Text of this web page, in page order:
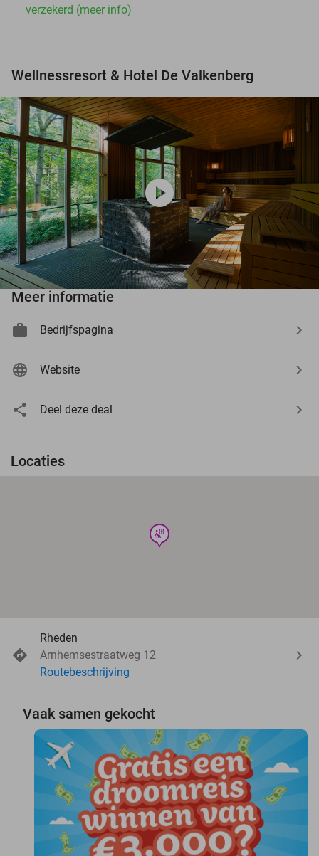
verzekerd (meer info)
Wellnessresort & Hotel De Valkenberg
play_circle
Meer informatie
Bedrijfspagina
Website
Deel deze deal
Locaties
wellness
Rheden
Arnhemsestraatweg 12
Routebeschrijving
Vaak samen gekocht